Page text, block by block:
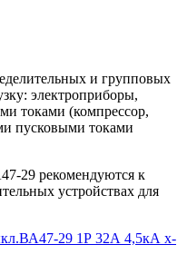
и групповых
электроприборы,
токами (компрессор,
пусковыми токами
29 рекомендуются к
устройствах для
29 1Р 32А 4,5кА х-